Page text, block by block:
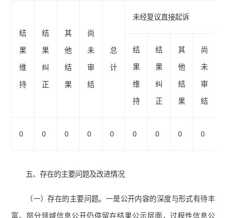
结
果
维
持
结
果
纠
正
其
他
结
果
尚
未
审
结
总
计
未经复议直接起诉
结
果
维
持
结
果
纠
正
其
他
结
果
尚
未
审
结
0 0 0 0 0 0 0 0 0
五、存在的主要问题及改进情况
（一）存在的主要问题。一是公开内容的深度与形式有待丰
富。部分领域信息公开仍停留在结果公示层面，过程性信息公